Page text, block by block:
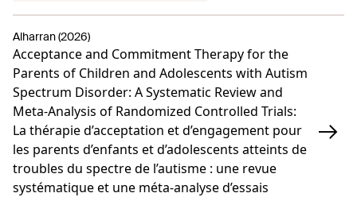
Acceptance and Commitment Therapy for the
Parents of Children and Adolescents with Autism
Spectrum Disorder: A Systematic Review and
Meta-Analysis of Randomized Controlled Trials:
La thérapie d’acceptation et d’engagement pour
les parents d’enfants et d’adolescents atteints de
troubles du spectre de l’autisme : une revue
systématique et une méta-analyse d’essais
Alharran (2026)